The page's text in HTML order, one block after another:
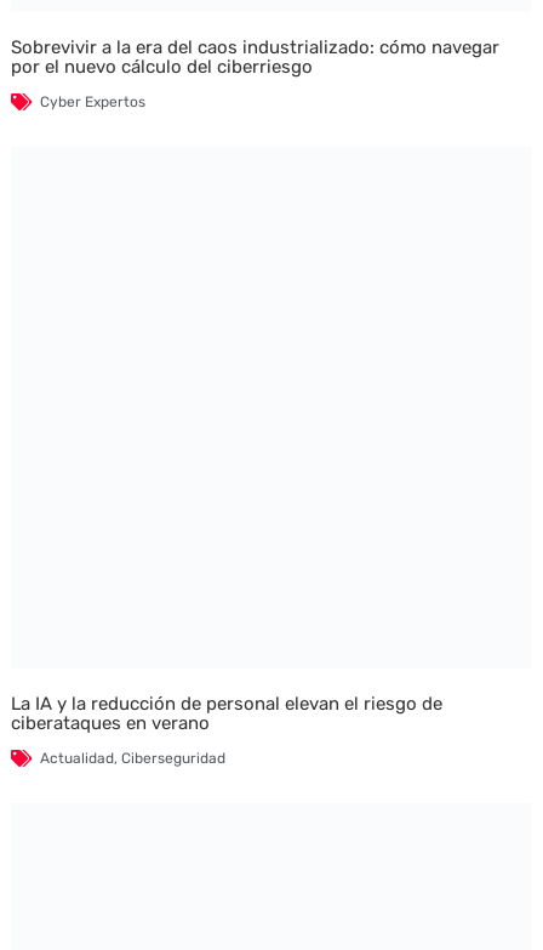
Sobrevivir a la era del caos industrializado: cómo navegar
por el nuevo cálculo del ciberriesgo
Cyber Expertos
La IA y la reducción de personal elevan el riesgo de
ciberataques en verano
Actualidad, Ciberseguridad